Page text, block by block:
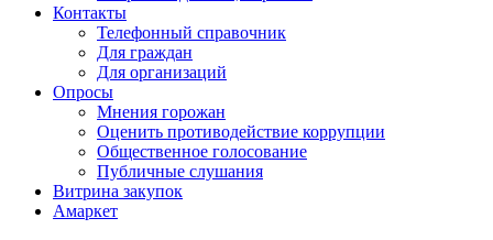
Контакты
Телефонный справочник
Для граждан
Для организаций
Опросы
Мнения горожан
Оценить противодействие коррупции
Общественное голосование
Публичные слушания
Витрина закупок
Амаркет